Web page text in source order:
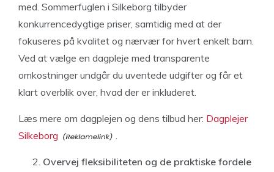
med. Sommerfuglen i Silkeborg tilbyder
konkurrencedygtige priser, samtidig med at der
fokuseres på kvalitet og nærvær for hvert enkelt barn.
Ved at vælge en dagpleje med transparente
omkostninger undgår du uventede udgifter og får et
klart overblik over, hvad der er inkluderet.
Læs mere om dagplejen og dens tilbud her: Dagplejer
Silkeborg
.
Overvej fleksibiliteten og de praktiske fordele